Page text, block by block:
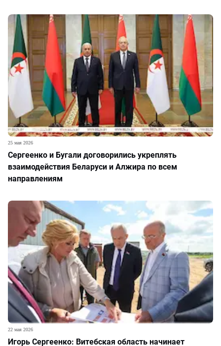
Сергеенко и Бугали договорились укреплять
взаимодействия Беларуси и Алжира по всем
направлениям
25 мая 2026
Игорь Сергеенко: Витебская область начинает
22 мая 2026